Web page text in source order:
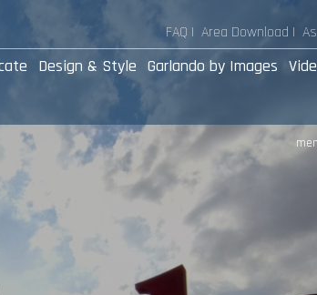
FAQ | Area Download |
Design & Style Garlando by Images